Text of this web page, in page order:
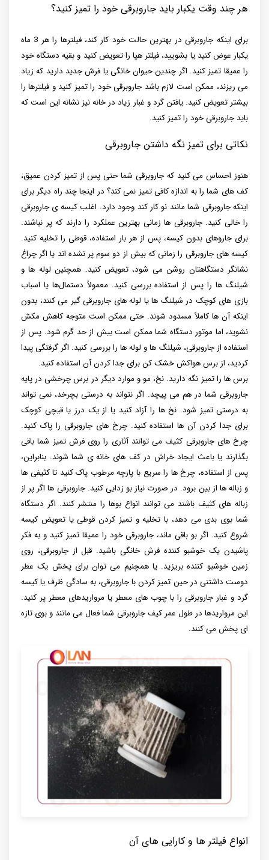
هر چند وقت یکبار باید جاروبرقی خود را تمیز کنید؟
برای اینکه جاروبرقی در بهترین حالت خود کار کند، فیلترها را هر 3 ماه
یکبار عوض کنید یا بشویید، فیلتر هپا را تعویض کنید و بقیه دستگاه خود
را عمیقا تمیز کنید. اگر چندین حیوان خانگی یا فرش جدید دارید که زیاد
می ریزند، ممکن است لازم باشد جاروبرقی خود را تمیز کنید و فیلترها را
بیشتر تعویض کنید. یافتن گرد و غبار زیاد در خانه نیز نشانه این است که
باید جاروبرقی خود را تمیز کنید.
نکاتی برای تمیز نگه داشتن جاروبرقی
هنوز احساس می کنید که جاروبرقی شما حتی پس از تمیز کردن عمیق،
کف های شما را به اندازه کافی تمیز نمی کند؟ در اینجا چند راه دیگر برای
اینکه جاروبرقی شما مانند نو کار کند وجود دارد. اغلب کیسه ی جاروبرقی
را خالی کنید. جاروبرقی ها زمانی بهترین عملکرد را دارند که پر نباشند.
برای جاروهای بدون کیسه، پس از هر بار استفاده، قوطی را تخلیه کنید.
کیسه‌ های جاروبرقی را زمانی که بیش از دو سوم پر نشده ‌اند یا اگر چراغ
نشانگر دستگاهتان روشن می‌ شود، تعویض کنید. همچنین لوله ها و
شیلنگ ها را پس از استفاده بررسی کنید. معمولاً دستمال‌ها یا اسباب
‌بازی‌ های کوچک در شیلنگ‌ ها یا لوله ‌های جاروبرقی گیر می‌ کنند، بدون
اینکه آن ها کاملاً مسدود شوند. حتی ممکن است متوجه کاهش مکش
نشوید، اما موتور دستگاه شما ممکن است بیش از حد گرم شود. پس از
استفاده از جاروبرقی، شیلنگ ها و لوله ها را بررسی کنید. اگر گرفتگی پیدا
کردید، از برس هواکش خشک کن برای جدا کردن آن استفاده کنید.
برس ها را تمیز نگه دارید. نخ، مو و موارد دیگر در برس چرخشی در پایه
جاروبرقی شما در هم می‌ پیچد. اگر نتواند به درستی بچرخد، نمی تواند
به درستی تمیز شود. نخ ها را آزاد کنید یا از یک درز یا قیچی کوچک
برای جدا کردن آن ها استفاده کنید. چرخ های جاروبرقی را پاک کنید.
چرخ‌ های جاروبرقی کثیف می ‌توانند آثاری را روی فرش تمیز شما باقی
بگذارند یا باعث ایجاد خراش در کف‌ های خانه ی شما شوند. بنابراین،
پس از استفاده، چرخ ها را سریع با پارچه مرطوب پاک کنید تا کثیفی ها
و زباله ها از بین برود. در صورت نیاز بو زدایی کنید. جاروبرقی ها اگر پر از
زباله های کثیف باشند می توانند انواع بوها را منتشر کنند. اگر دستگاه
شما بوی بدی می دهد، با تخلیه و تمیز کردن قوطی یا تعویض کیسه
شروع کنید. اگر بو باقی ماند، جاروبرقی خود را عمیقا تمیز کنید و به فکر
پاشیدن یک خوشبو کننده فرش خانگی باشید. قبل از جاروبرقی، روی
زمین خوشبو کننده بریزید. یا همچنیم می توان برای پخش یک عطر
دوست داشتنی در حین تمیز کردن با جاروبرقی، به سادگی ظرف یا کیسه
گرد و غبار جاروبرقی را با چوب های معطر یا مرواریدهای معطر پر کنید.
این مرواریدها در طول عمر کیف جاروبرقی شما فعال می مانند و بوی تازه
ای پخش می کنند.
انواع فیلتر ها و کارایی های آن